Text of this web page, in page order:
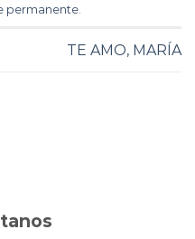
permanente.
TE AMO, MARÍA